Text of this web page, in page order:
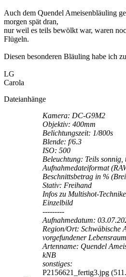
Auch dem Quendel Ameisenbläuling
morgen spät dran,
nur weil es teils bewölkt war, waren
Flügeln.
Diesen besonderen Bläuling habe ich
LG
Carola
Dateianhänge
Kamera: DC-G9M2
Objektiv: 400mm
Belichtungszeit: 1/800s
Blende: f/6.3
ISO: 500
Beleuchtung: Teils sonnig,
Aufnahmedateiformat
Beschnittsbetrag in %
Stativ: Freihand
Infos zu Multishot-
Einzelbild
---------
Aufnahmedatum:
Region/Ort: Schwäbische
vorgefundener
Artenname: Quendel
kNB
sonstiges:
P2156621_fertig3.jpg